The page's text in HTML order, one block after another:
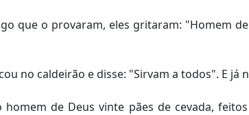
que o provaram, eles gritaram: "Homem
no caldeirão e disse: "Sirvam a todos". E já
homem de Deus vinte pães de cevada,